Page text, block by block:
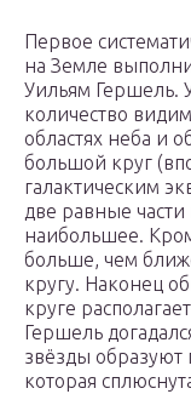
Первое
на Земле
Уильям Гершель.
количество
областях неба и
большой круг
галактическим
две равные
наибольшее.
больше, чем
кругу. Наконец
круге
Гершель
звёзды образуют
которая